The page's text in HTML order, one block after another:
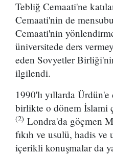
Tebliğ Cemaati'ne
Cemaati'nin de
Cemaati'nin
üniversitede ders
eden Sovyetler
ilgilendi.
1990'lı yıllarda
birlikte o dönem İslami
(2) Londra'da göçmen
fıkıh ve usulü, hadis
içerikli konuşmalar da